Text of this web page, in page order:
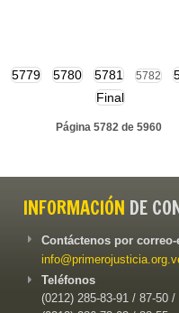
5779 5780 5781 5782
Final
Página 5782 de 5960
INFORMACIÓN DE
Contáctenos por
Teléfonos
(0212) 285-83-91 / 87-50 /